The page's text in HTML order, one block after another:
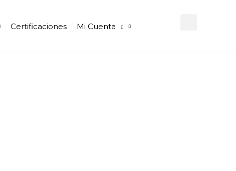
Certificaciones Mi Cuenta